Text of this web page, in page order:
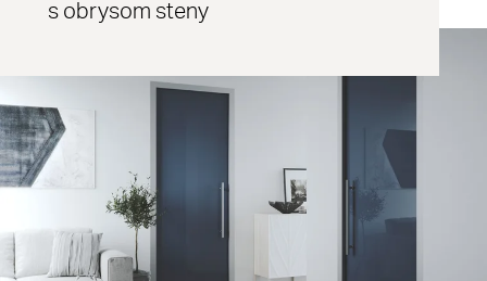
s obrysom steny